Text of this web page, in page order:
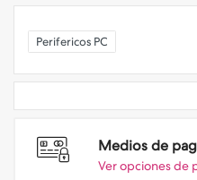
Perifericos PC
Medios de
Ver opciones de